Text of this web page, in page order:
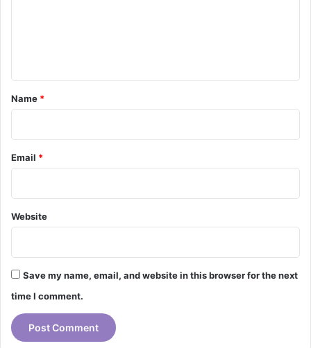
*
Name *
Email *
Website
Save my name, email, and website in this browser for the next
time I comment.